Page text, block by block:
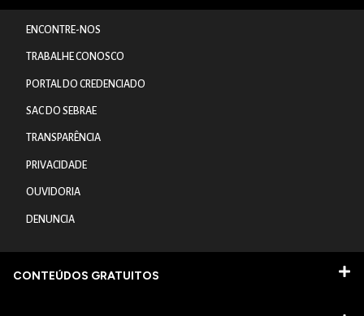
ENCONTRE-NOS
TRABALHE CONOSCO
PORTAL DO CREDENCIADO
SAC DO SEBRAE
TRANSPARÊNCIA
PRIVACIDADE
OUVIDORIA
DENUNCIA
CONTEÚDOS GRATUITOS